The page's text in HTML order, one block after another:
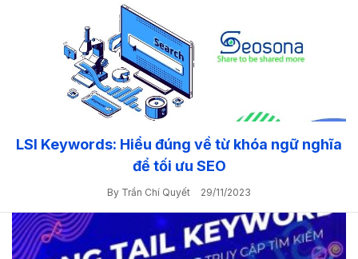
LSI Keywords: Hiểu đúng về từ khóa ngữ nghĩa
để tối ưu SEO
By Trần Chí Quyết 29/11/2023